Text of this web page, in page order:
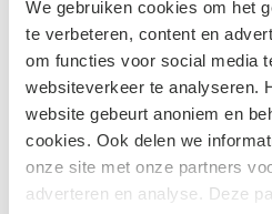
We gebruiken cookies om het
te verbeteren, content en
om functies voor social media
websiteverkeer te analyseren.
website gebeurt anoniem en
cookies. Ook delen we
onze site met onze partners
adverteren en analyse. Deze